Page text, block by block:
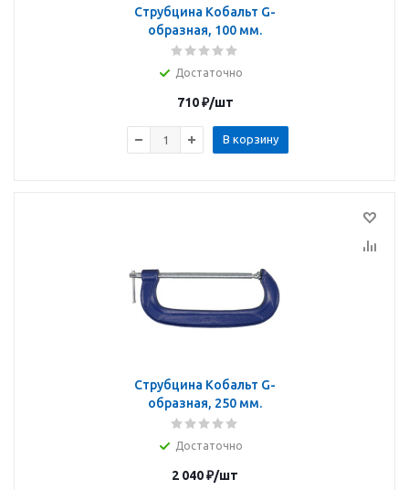
Струбцина Кобальт G-
образная, 100 мм.
Достаточно
710₽/шт
В корзину
Струбцина Кобальт G-
образная, 250 мм.
Достаточно
2 040₽/шт